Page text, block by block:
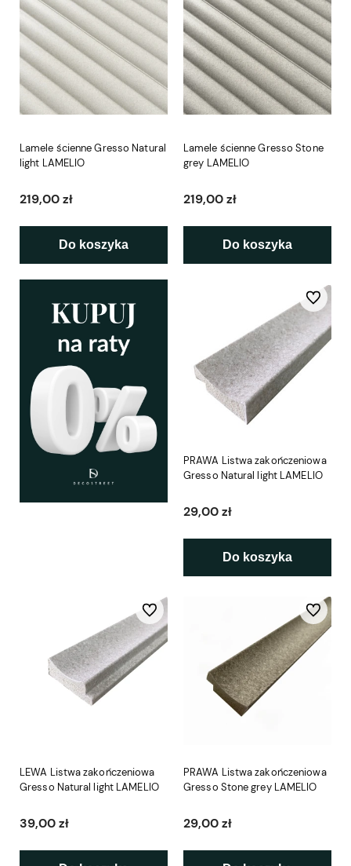
Lamele ścienne Gresso Natural
light LAMELIO
219,00 zł
Do koszyka
Lamele ścienne Gresso Stone
grey LAMELIO
219,00 zł
Do koszyka
PRAWA Listwa zakończeniowa
Gresso Natural light LAMELIO
29,00 zł
Do koszyka
Do
LEWA Listwa zakończeniowa
Gresso Natural light LAMELIO
39,00 zł
Do ulubionych
PRAWA Listwa zakończeniowa
Gresso Stone grey LAMELIO
29,00 zł
Do